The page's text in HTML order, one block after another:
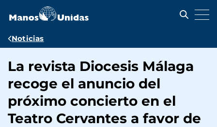
contenido
Ruta
navegación
Noticias
La revista Diocesis Málaga
recoge el anuncio del
próximo concierto en el
Teatro Cervantes a favor de